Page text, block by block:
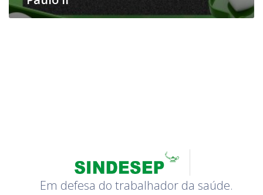
Em defesa do trabalhador da saúde.